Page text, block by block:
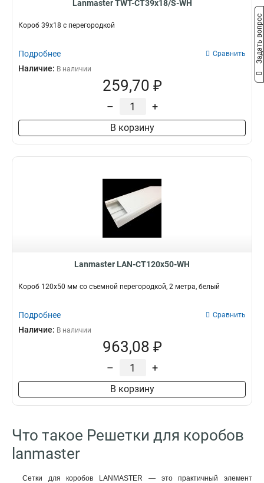
Lanmaster TWT-CT39x18/S-WH
Короб 39х18 с перегородкой
Подробнее Сравнить
Наличие: В наличии
259,70 ₽
– +
В корзину
Lanmaster LAN-CT120x50-WH
Короб 120х50 мм со съемной перегородкой, 2 метра, белый
Подробнее Сравнить
Наличие: В наличии
963,08 ₽
– +
В корзину
Что такое Решетки для коробов
lanmaster
Сетки для коробов LANMASTER — это практичный элемент
Задать вопрос